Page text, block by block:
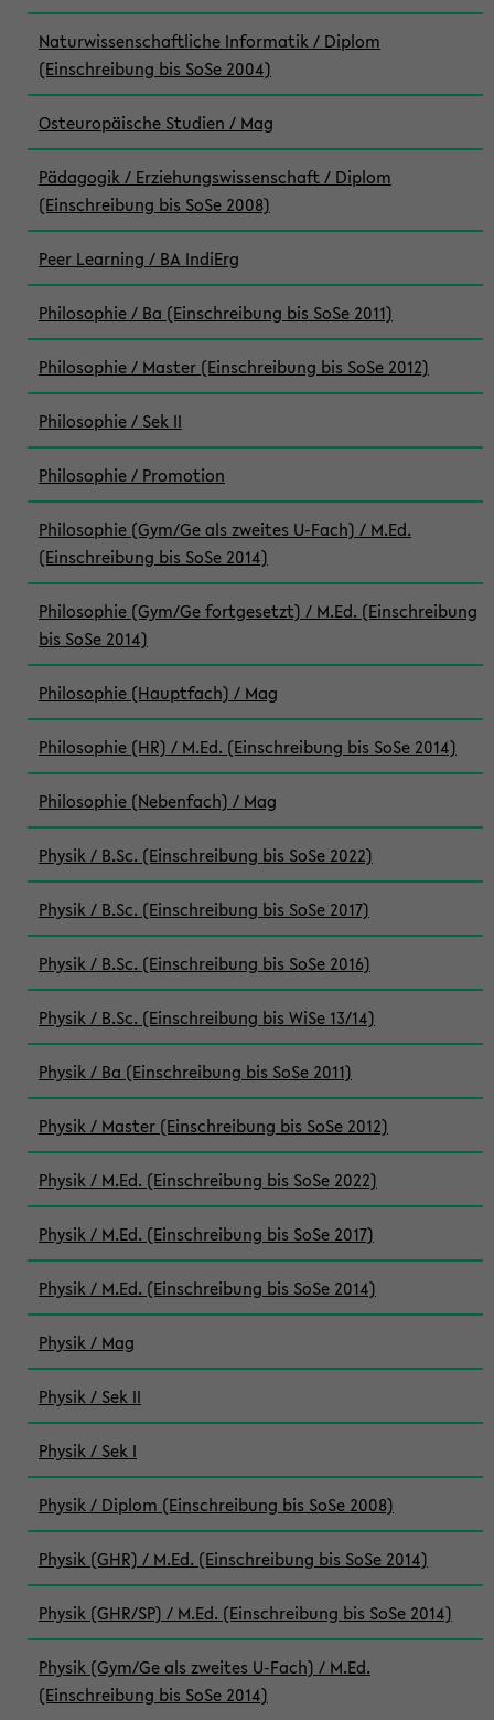
Naturwissenschaftliche Informatik / Diplom
(Einschreibung bis SoSe 2004)
Osteuropäische Studien / Mag
Pädagogik / Erziehungswissenschaft / Diplom
(Einschreibung bis SoSe 2008)
Peer Learning / BA IndiErg
Philosophie / Ba (Einschreibung bis SoSe 2011)
Philosophie / Master (Einschreibung bis SoSe 2012)
Philosophie / Sek II
Philosophie / Promotion
Philosophie (Gym/Ge als zweites U-Fach) / M.Ed.
(Einschreibung bis SoSe 2014)
Philosophie (Gym/Ge fortgesetzt) / M.Ed. (Einschreibung
bis SoSe 2014)
Philosophie (Hauptfach) / Mag
Philosophie (HR) / M.Ed. (Einschreibung bis SoSe 2014)
Philosophie (Nebenfach) / Mag
Physik / B.Sc. (Einschreibung bis SoSe 2022)
Physik / B.Sc. (Einschreibung bis SoSe 2017)
Physik / B.Sc. (Einschreibung bis SoSe 2016)
Physik / B.Sc. (Einschreibung bis WiSe 13/14)
Physik / Ba (Einschreibung bis SoSe 2011)
Physik / Master (Einschreibung bis SoSe 2012)
Physik / M.Ed. (Einschreibung bis SoSe 2022)
Physik / M.Ed. (Einschreibung bis SoSe 2017)
Physik / M.Ed. (Einschreibung bis SoSe 2014)
Physik / Mag
Physik / Sek II
Physik / Sek I
Physik / Diplom (Einschreibung bis SoSe 2008)
Physik (GHR) / M.Ed. (Einschreibung bis SoSe 2014)
Physik (GHR/SP) / M.Ed. (Einschreibung bis SoSe 2014)
Physik (Gym/Ge als zweites U-Fach) / M.Ed.
(Einschreibung bis SoSe 2014)